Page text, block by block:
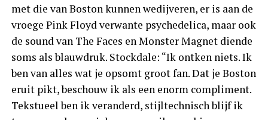
met die van Boston kunnen wedijveren, er is aan de
vroege Pink Floyd verwante psychedelica, maar ook
de sound van The Faces en Monster Magnet diende
soms als blauwdruk. Stockdale: “Ik ontken niets. Ik
ben van alles wat je opsomt groot fan. Dat je Boston
eruit pikt, beschouw ik als een enorm compliment.
Tekstueel ben ik veranderd, stijltechnisch blijf ik